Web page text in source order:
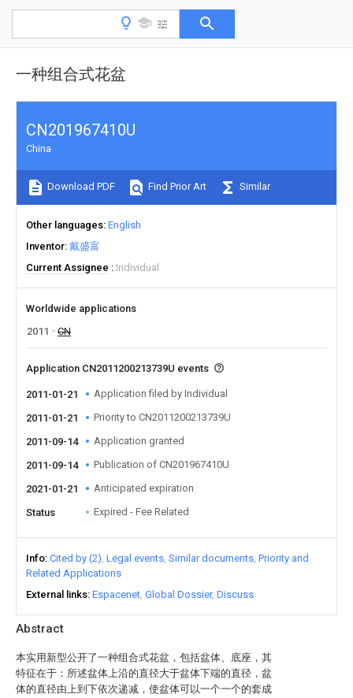
一种组合式花盆
Abstract
本实用新型公开了一种组合式花盆，包括盆体、底座，其
特征在于：所述盆体上沿的直径大于盆体下端的直径，盆
体的直径由上到下依次递减，使盆体可以一个一个的套成
CN201967410U
China
Download PDF Find Prior Art Similar
Other languages English
Inventor 戴盛富
Current Assignee
Individual
Worldwide applications
2011
CN
Application CN2011200213739U events
2011-01-21 Application filed by Individual
2011-01-21 Priority to CN2011200213739U
2011-09-14 Application granted
2011-09-14 Publication of CN201967410U
2021-01-21 Anticipated expiration
Status Expired - Fee Related
Info Cited by (2) Legal events Similar documents Priority and
Related Applications
External links Espacenet Global Dossier Discuss